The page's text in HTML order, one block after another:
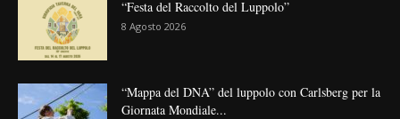
“Festa del Raccolto del Luppolo”
8 Agosto 2026
“Mappa del DNA” del luppolo con Carlsberg per la
Giornata Mondiale...